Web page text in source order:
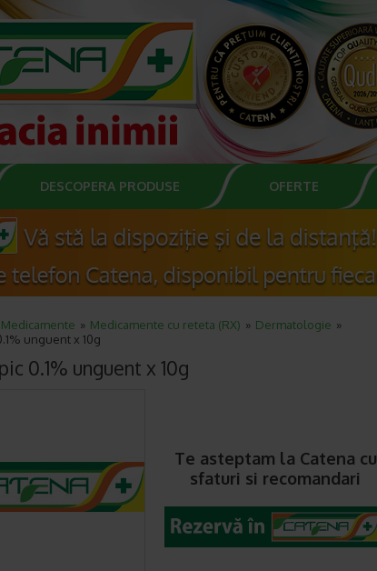
DESCOPERA PRODUSE OFERTE
Medicamente Medicamente cu reteta (RX)
Dermatologie
unguent x 10g
0.1% unguent x 10g
Te asteptam la Catena cu
sfaturi si recomandari